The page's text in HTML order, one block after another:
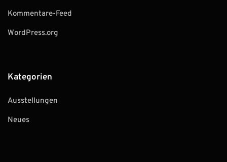
Kommentare-Feed
WordPress.org
Kategorien
Ausstellungen
Neues